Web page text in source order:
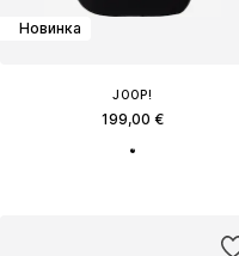
Новинка
JOOP!
199,00 €